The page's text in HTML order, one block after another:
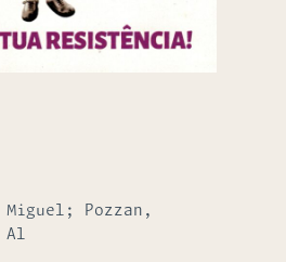
Miguel; Pozzan,
Al